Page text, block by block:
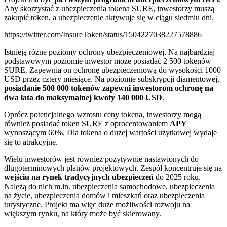
Aby skorzystać z ubezpieczenia tokena SURE, inwestorzy muszą
zakupić token, a ubezpieczenie aktywuje się w ciągu siedmiu dni.
https://twitter.com/InsureToken/status/1504227038227578886
Istnieją różne poziomy ochrony ubezpieczeniowej. Na najbardziej
podstawowym poziomie inwestor może posiadać 2 500 tokenów
SURE. Zapewnia on ochronę ubezpieczeniową do wysokości 1000
USD przez cztery miesiące. Na poziomie subskrypcji diamentowej,
posiadanie 500 000 tokenów zapewni inwestorom ochronę na
dwa lata do maksymalnej kwoty 140 000 USD.
Oprócz potencjalnego wzrostu ceny tokena, inwestorzy mogą
również posiadać token SURE z oprocentowaniem APY
wynoszącym 60%. Dla tokena o dużej wartości użytkowej wydaje
się to atrakcyjne.
Wielu inwestorów jest również pozytywnie nastawionych do
długoterminowych planów projektowych. Zespół koncentruje się na
wejściu na rynek tradycyjnych ubezpieczeń do 2025 roku.
Należą do nich m.in. ubezpieczenia samochodowe, ubezpieczenia
na życie, ubezpieczenia domów i mieszkań oraz ubezpieczenia
turystyczne. Projekt ma więc duże możliwości rozwoju na
większym rynku, na który może być skierowany.